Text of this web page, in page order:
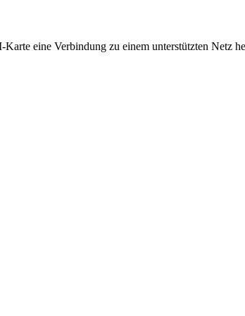
eine Verbindung zu einem unterstützten Netz